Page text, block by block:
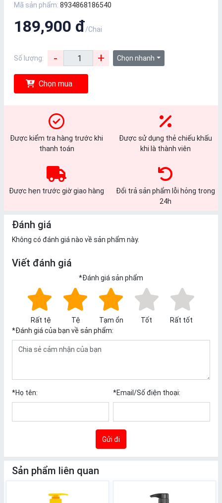
Mã sản phẩm: 8934868186540
189,900 đ/Chai
Số lượng: - + Chọn nhanh
Chọn mua
Được kiểm tra hàng trước khi
thanh toán
Được sử dụng thẻ chiếu khấu
khi là thành viên
Được hẹn trước giờ giao hàng
Đổi trả sản phẩm lỗi hỏng trong
24h
Đánh giá
Không có đánh giá nào về sản phẩm này.
Viết đánh giá
*Đánh giá sản phẩm
Rất tệ Tệ Tạm ổn Tốt
Rất tốt
*Đánh giá của bạn về sản phẩm:
*Họ tên: *Email/Số điện thoại:
Gửi đi
Sản phẩm liên quan